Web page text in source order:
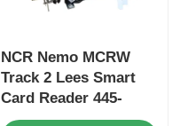
NCR Nemo MCRW
Track 2 Lees Smart
Card Reader 445-
0765158 4450765158